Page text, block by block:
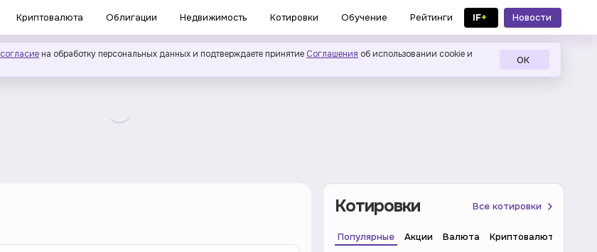
Криптовалюта Облигации Недвижимость Котировки Обучение Рейтинги IF+
Новости
в MAX
согласие на обработку персональных данных и подтверждаете принятие Соглашения об использовании cookie и
ОК
Котировки Все котировки
Популярные Акции Валюта Криптовалюта